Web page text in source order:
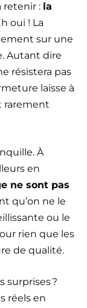
retenir : la
oui ! La
sur une
Autant dire
résistera pas
laisse à
rarement
À
en
ne sont pas
qu’on ne le
ou le
rien que les
de qualité.
surprises ?
réels en